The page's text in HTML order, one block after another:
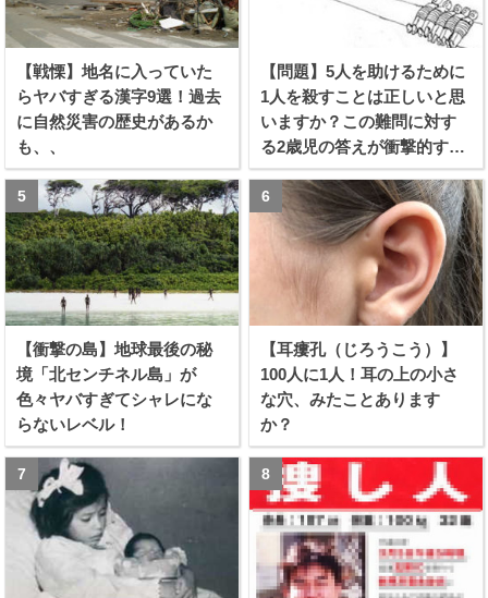
【戦慄】地名に入っていた
らヤバすぎる漢字9選！過去
に自然災害の歴史があるか
も、、
【問題】5人を助けるために
1人を殺すことは正しいと思
いますか？この難問に対す
る2歳児の答えが衝撃的すぎ
る！！
【衝撃の島】地球最後の秘
境「北センチネル島」が
色々ヤバすぎてシャレにな
らないレベル！
【耳瘻孔（じろうこう）】
100人に1人！耳の上の小さ
な穴、みたことあります
か？